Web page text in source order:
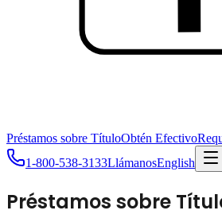
Préstamos sobre TítuloObtén Efectivo
1-800-538-3133LlámanosEnglish
Préstamos sobre